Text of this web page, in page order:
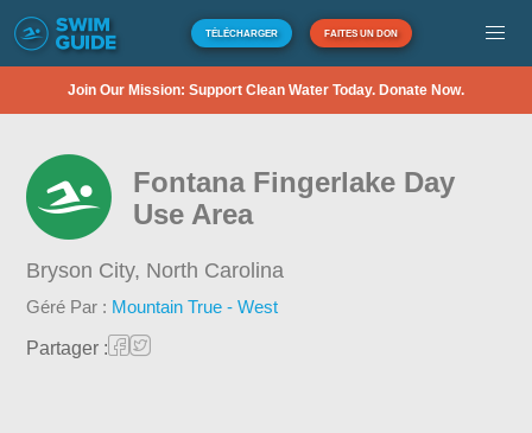
TÉLÉCHARGER FAITES UN DON
Join Our Mission: Support Clean Water Today. Donate Now.
Fontana Fingerlake Day
Use Area
Bryson City, North Carolina
Géré Par : Mountain True - West
Partager :